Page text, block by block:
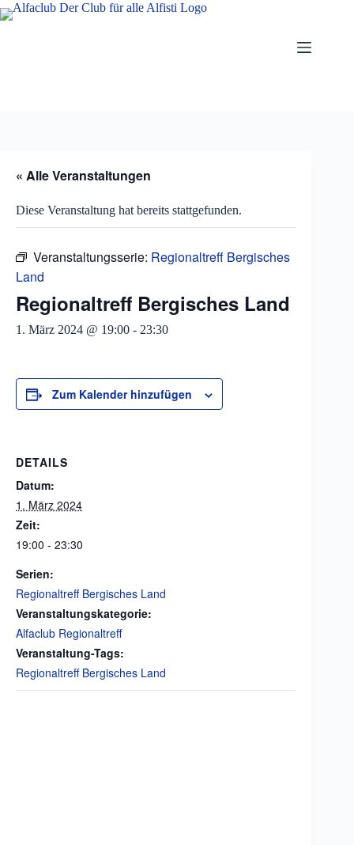
Zum
Inhalt
« Alle Veranstaltungen
Diese Veranstaltung hat bereits stattgefunden.
Veranstaltungsserie: Regionaltreff Bergisches
Land
Regionaltreff Bergisches Land
1. März 2024 @ 19:00 - 23:30
Zum Kalender hinzufügen
DETAILS
Datum:
1. März 2024
Zeit:
19:00 - 23:30
Serien:
Regionaltreff Bergisches Land
Veranstaltungskategorie:
Alfaclub Regionaltreff
Veranstaltung-Tags:
Regionaltreff Bergisches Land